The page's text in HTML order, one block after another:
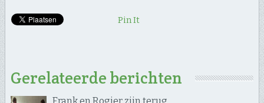
Pin It
Gerelateerde berichten